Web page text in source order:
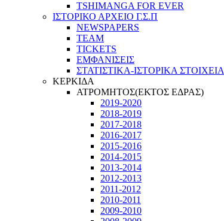
TSHIMANGA FOR EVER
ΙΣΤΟΡΙΚΟ ΑΡΧΕΙΟ Γ.Σ.Π
NEWSPAPERS
TEAM
TICKETS
ΕΜΦΑΝΙΣΕΙΣ
ΣΤΑΤΙΣΤΙΚΑ-ΙΣΤΟΡΙΚΑ ΣΤΟΙΧΕΙΑ
ΚΕΡΚΙΔΑ
ΑΤΡΟΜΗΤΟΣ(ΕΚΤΟΣ ΕΔΡΑΣ)
2019-2020
2018-2019
2017-2018
2016-2017
2015-2016
2014-2015
2013-2014
2012-2013
2011-2012
2010-2011
2009-2010